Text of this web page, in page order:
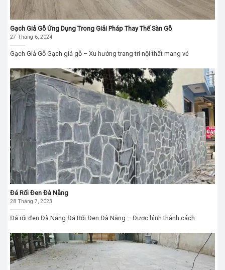
Gạch Giả Gỗ Ứng Dụng Trong Giải Pháp Thay Thế Sàn Gỗ
27 Tháng 6, 2024
Gạch Giả Gỗ Gạch giả gỗ – Xu hướng trang trí nội thất mang vẻ
Đá Rối Đen Đà Nẵng
28 Tháng 7, 2023
Đá rối đen Đà Nẵng Đá Rối Đen Đà Nẵng – Được hình thành cách